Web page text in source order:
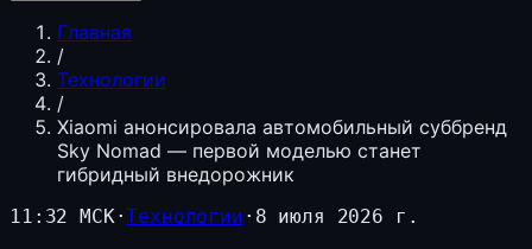
Главная
/
Технологии
/
Xiaomi анонсировала автомобильный суббренд
Sky Nomad — первой моделью станет
гибридный внедорожник
11:32 МСК·Технологии · 8 июля 2026 г.